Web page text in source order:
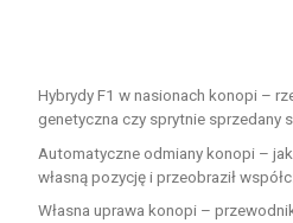
Hybrydy F1 w nasionach konopi –
genetyczna czy sprytnie sprzedany
Automatyczne odmiany konopi –
własną pozycję i przeobraził
Własna uprawa konopi –